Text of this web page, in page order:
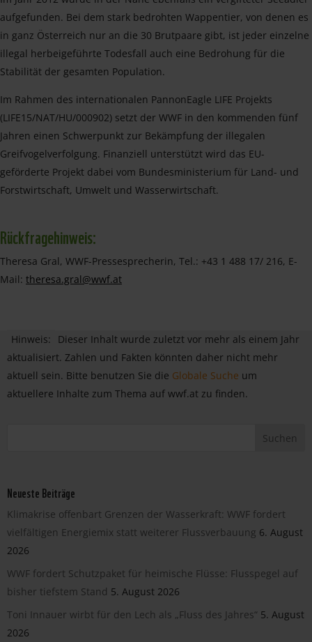
aufgefunden. Bei dem stark bedrohten Wappentier, von denen es
in ganz Österreich nur an die 30 Brutpaare gibt, ist jeder einzelne
illegal herbeigeführte Todesfall auch eine Bedrohung für die
Stabilität der gesamten Population.
Im Rahmen des internationalen PannonEagle LIFE Projekts
(LIFE15/NAT/HU/000902) setzt der WWF in den kommenden fünf
Jahren einen Schwerpunkt zur Bekämpfung der illegalen
Greifvogelverfolgung. Finanziell unterstützt wird das EU-
geförderte Projekt dabei vom Bundesministerium für Land- und
Forstwirtschaft, Umwelt und Wasserwirtschaft.
Rückfragehinweis:
Theresa Gral, WWF-Pressesprecherin, Tel.: +43 1 488 17/ 216, E-
Mail: theresa.gral@wwf.at
Hinweis:
Dieser Inhalt wurde zuletzt vor mehr als einem Jahr
aktualisiert. Zahlen und Fakten könnten daher nicht mehr
aktuell sein. Bitte benutzen Sie die Globale Suche um
aktuellere Inhalte zum Thema auf wwf.at zu finden.
Neueste Beiträge
Klimakrise offenbart Grenzen der Wasserkraft: WWF fordert
vielfältigen Energiemix statt weiterer Flussverbauung 6. August
2026
WWF fordert Schutzpaket für heimische Flüsse: Flusspegel auf
bisher tiefstem Stand 5. August 2026
Toni Innauer wirbt für den Lech als „Fluss des Jahres“ 5. August
2026